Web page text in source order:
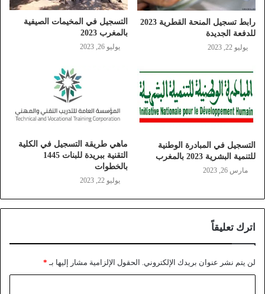
رابط تسجيل المنحة القطرية 2023
للدفعة الجديدة
يوليو 22, 2023
التسجيل في المخيمات الصيفية
بالمغرب 2023
يوليو 26, 2023
التسجيل في المبادرة الوطنية
للتنمية البشرية 2023 بالمغرب
مارس 26, 2023
ماهي طريقة التسجيل في الكلية
التقنية ببريدة للبنات 1445
بالخطوات
يوليو 22, 2023
اترك تعليقاً
لن يتم نشر عنوان بريدك الإلكتروني. الحقول الإلزامية مشار إليها بـ *